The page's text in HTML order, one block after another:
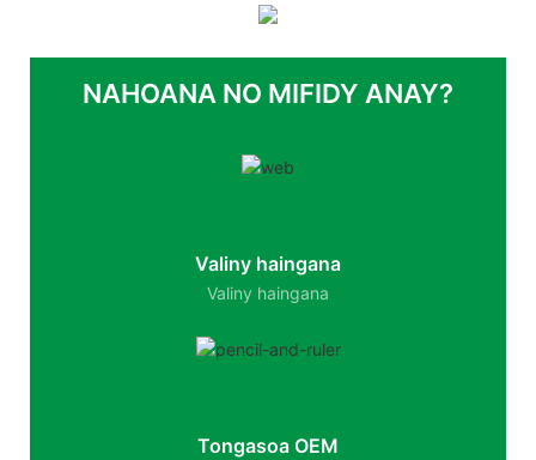
NAHOANA NO MIFIDY ANAY?
Valiny haingana
Valiny haingana
Tongasoa OEM